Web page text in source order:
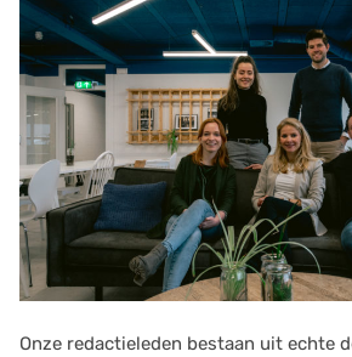
Onze redactieleden bestaan uit echte